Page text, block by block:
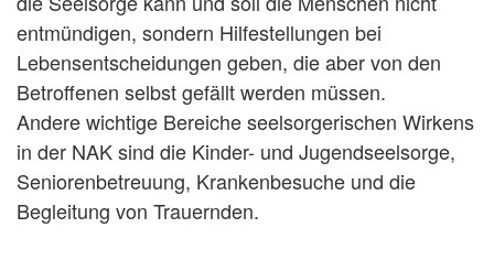
entmündigen, sondern Hilfestellungen bei
Lebensentscheidungen geben, die aber von den
Betroffenen selbst gefällt werden müssen.
Andere wichtige Bereiche seelsorgerischen Wirkens
in der NAK sind die Kinder- und Jugendseelsorge,
Seniorenbetreuung, Krankenbesuche und die
Begleitung von Trauernden.